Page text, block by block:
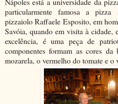
particularmente famosa a
pizzaiolo Raffaele Esposito, em
Savóia, quando em visita à
excelência, é uma peça de
componentes formam as cores
mozarela, o vermelho do tomate e o